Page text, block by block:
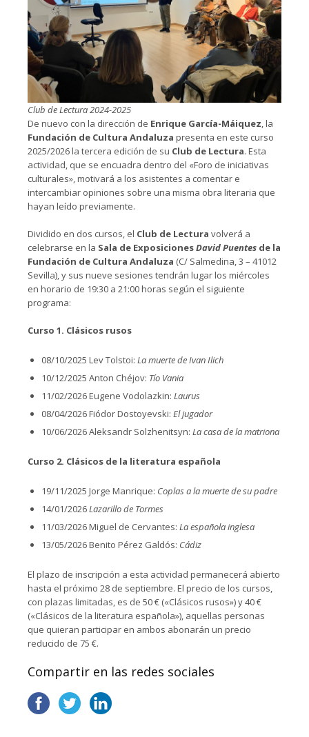
Club de Lectura 2024-2025
De nuevo con la dirección de Enrique García-Máiquez, la
Fundación de Cultura Andaluza presenta en este curso
2025/2026 la tercera edición de su Club de Lectura. Esta
actividad, que se encuadra dentro del «Foro de iniciativas
culturales», motivará a los asistentes a comentar e
intercambiar opiniones sobre una misma obra literaria que
hayan leído previamente.
Dividido en dos cursos, el Club de Lectura volverá a
celebrarse en la Sala de ExposicionesDavid Puentes de la
Fundación de Cultura Andaluza (C/ Salmedina, 3 – 41012
Sevilla), y sus nueve sesiones tendrán lugar los miércoles
en horario de 19:30 a 21:00 horas según el siguiente
programa:
Curso 1. Clásicos rusos
08/10/2025 Lev Tolstoi: La muerte de Ivan Ilich
10/12/2025 Anton Chéjov: Tío Vania
11/02/2026 Eugene Vodolazkin: Laurus
08/04/2026 Fiódor Dostoyevski: El jugador
10/06/2026 Aleksandr Solzhenitsyn: La casa de la matriona
Curso 2. Clásicos de la literatura española
19/11/2025 Jorge Manrique: Coplas a la muerte de su padre
14/01/2026Lazarillo de Tormes
11/03/2026 Miguel de Cervantes: La española inglesa
13/05/2026 Benito Pérez Galdós: Cádiz
El plazo de inscripción a esta actividad permanecerá abierto
hasta el próximo 28 de septiembre. El precio de los cursos,
con plazas limitadas, es de 50 € («Clásicos rusos») y 40 €
(«Clásicos de la literatura española»), aquellas personas
que quieran participar en ambos abonarán un precio
reducido de 75 €.
Compartir en las redes sociales